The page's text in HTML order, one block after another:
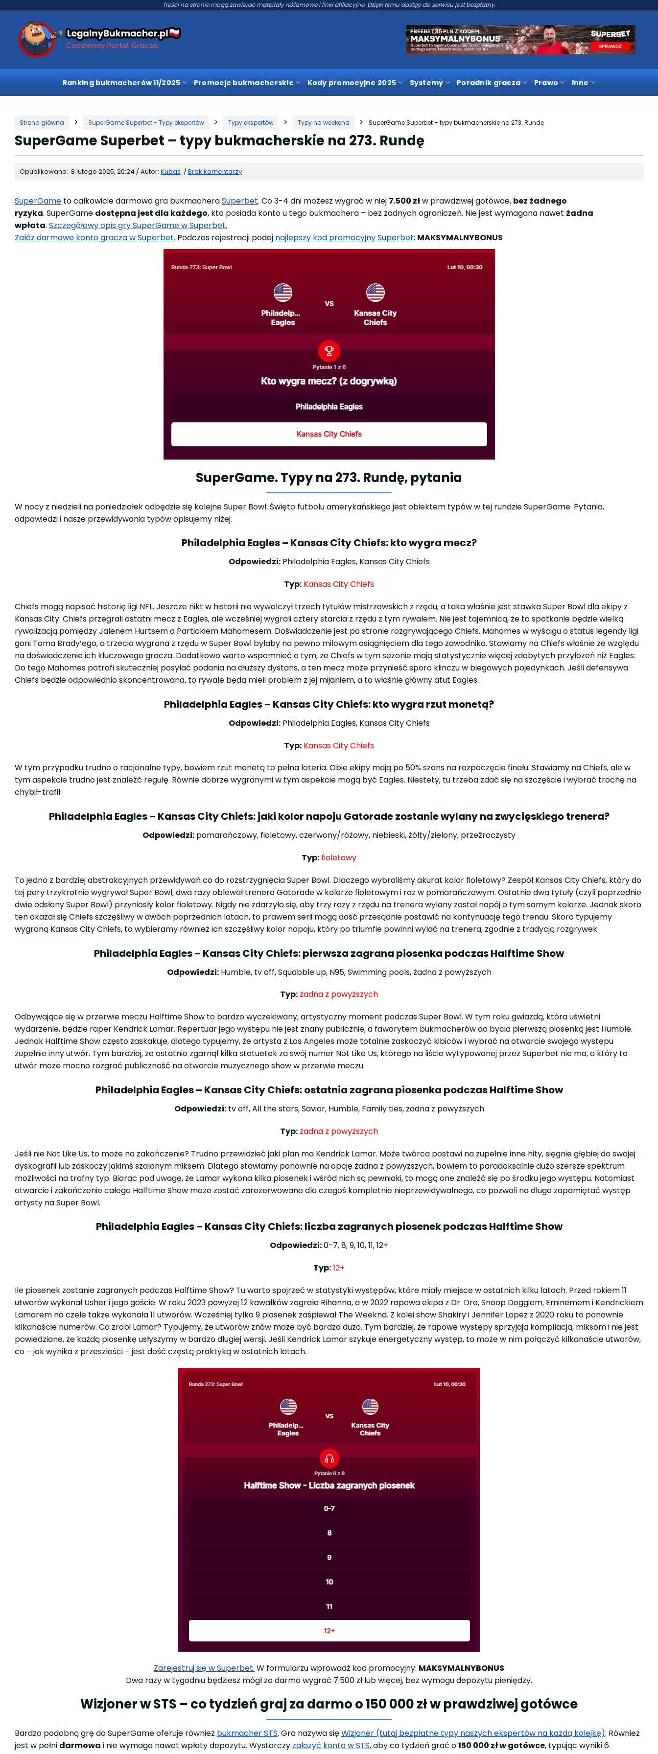
Treści na stronie mogą zawierać materiały reklamowe i linki afiliacyjne. Dzięki temu dostęp do serwisu jest bezpłatny.
Ranking bukmacherów 11/2025 Promocje bukmacherskie Kody promocyjne 2025 Systemy Poradnik gracza Prawo Inne
Strona główna SuperGame Superbet - Typy ekspertów Typy ekspertów Typy na weekend SuperGame Superbet – typy bukmacherskie na 273. Rundę
SuperGame Superbet – typy bukmacherskie na 273. Rundę
Opublikowano: 8 lutego 2025, 20:24 /Autor: Kubas /Brak komentarzy
SuperGame to całkowicie darmowa gra bukmacheraSuperbet. Co 3-4 dni możesz wygrać w niej 7.500 złw prawdziwej gotówce, bez żadnego
ryzyka. SuperGame dostępna jest dla każdego, kto posiada konto u tego bukmachera – bez żadnych ograniczeń. Nie jest wymagana nawet żadna
wpłata. Szczegółowy opis gry SuperGame w Superbet.
Załóż darmowe konto gracza w Superbet. Podczas rejestracji podaj najlepszy kod promocyjny Superbet: MAKSYMALNYBONUS
SuperGame. Typy na 273. Rundę, pytania
W nocy z niedzieli na poniedziałek odbędzie się kolejne Super Bowl. Święto futbolu amerykańskiego jest obiektem typów w tej rundzie SuperGame. Pytania,
odpowiedzi i nasze przewidywania typów opisujemy niżej.
Philadelphia Eagles – Kansas City Chiefs: kto wygra mecz?
Odpowiedzi:Philadelphia Eagles, Kansas City Chiefs
Typ: Kansas City Chiefs
Chiefs mogą napisać historię ligi NFL. Jeszcze nikt w historii nie wywalczył trzech tytułów mistrzowskich z rzędu, a taka właśnie jest stawka Super Bowl dla ekipy z
Kansas City. Chiefs przegrali ostatni mecz z Eagles, ale wcześniej wygrali cztery starcia z rzędu z tym rywalem. Nie jest tajemnicą, że to spotkanie będzie wielką
rywalizacją pomiędzy Jalenem Hurtsem a Partickiem Mahomesem. Doświadczenie jest po stronie rozgrywającego Chiefs. Mahomes w wyścigu o status legendy ligi
goni Toma Brady’ego, a trzecia wygrana z rzędu w Super Bowl byłaby na pewno milowym osiągnięciem dla tego zawodnika. Stawiamy na Chiefs właśnie ze względu
na doświadczenie ich kluczowego gracza. Dodatkowo warto wspomnieć o tym, że Chiefs w tym sezonie mają statystycznie więcej zdobytych przyłożeń niż Eagles.
Do tego Mahomes potrafi skuteczniej posyłać podania na dłuższy dystans, a ten mecz może przynieść sporo klinczu w biegowych pojedynkach. Jeśli defensywa
Chiefs będzie odpowiednio skoncentrowana, to rywale będą mieli problem z jej mijaniem, a to właśnie główny atut Eagles.
Philadelphia Eagles – Kansas City Chiefs: kto wygra rzut monetą?
Odpowiedzi:Philadelphia Eagles, Kansas City Chiefs
Typ: Kansas City Chiefs
W tym przypadku trudno o racjonalne typy, bowiem rzut monetą to pełna loteria. Obie ekipy mają po 50% szans na rozpoczęcie finału. Stawiamy na Chiefs, ale w
tym aspekcie trudno jest znaleźć regułę. Równie dobrze wygranymi w tym aspekcie mogą być Eagles. Niestety, tu trzeba zdać się na szczęście i wybrać trochę na
chybił-trafił.
Philadelphia Eagles – Kansas City Chiefs: jaki kolor napoju Gatorade zostanie wylany na zwycięskiego trenera?
Odpowiedzi: pomarańczowy, fioletowy, czerwony/różowy, niebieski, żółty/zielony, przeźroczysty
Typ: fioletowy
To jedno z bardziej abstrakcyjnych przewidywań co do rozstrzygnięcia Super Bowl. Dlaczego wybraliśmy akurat kolor fioletowy? Zespół Kansas City Chiefs, który do
tej pory trzykrotnie wygrywał Super Bowl, dwa razy oblewał trenera Gatorade w kolorze fioletowym i raz w pomarańczowym. Ostatnie dwa tytuły (czyli poprzednie
dwie odsłony Super Bowl) przyniosły kolor fioletowy. Nigdy nie zdarzyło się, aby trzy razy z rzędu na trenera wylany został napój o tym samym kolorze. Jednak skoro
ten okazał się Chiefs szczęśliwy w dwóch poprzednich latach, to prawem serii mogą dość przesądnie postawić na kontynuację tego trendu. Skoro typujemy
wygraną Kansas City Chiefs, to wybieramy również ich szczęśliwy kolor napoju, który po triumfie powinni wylać na trenera, zgodnie z tradycją rozgrywek.
Philadelphia Eagles – Kansas City Chiefs: pierwsza zagrana piosenka podczas Halftime Show
Odpowiedzi:Humble, tv off, Squabble up, N95, Swimming pools, żadna z powyższych
Typ: żadna z powyższych
Odbywające się w przerwie meczu Halftime Show to bardzo wyczekiwany, artystyczny moment podczas Super Bowl. W tym roku gwiazdą, która uświetni
wydarzenie, będzie raper Kendrick Lamar. Repertuar jego występu nie jest znany publicznie, a faworytem bukmacherów do bycia pierwszą piosenką jest Humble.
Jednak Halftime Show często zaskakuje, dlatego typujemy, że artysta z Los Angeles może totalnie zaskoczyć kibiców i wybrać na otwarcie swojego występu
zupełnie inny utwór. Tym bardziej, że ostatnio zgarnął kilka statuetek za swój numer Not Like Us, którego na liście wytypowanej przez Superbet nie ma, a który to
utwór może mocno rozgrać publiczność na otwarcie muzycznego show w przerwie meczu.
Philadelphia Eagles – Kansas City Chiefs: ostatnia zagrana piosenka podczas Halftime Show
Odpowiedzi:tv off, All the stars, Savior, Humble, Family ties, żadna z powyższych
Typ: żadna z powyższych
Jeśli nie Not Like Us, to może na zakończenie? Trudno przewidzieć jaki plan ma Kendrick Lamar. Może twórca postawi na zupełnie inne hity, sięgnie głębiej do swojej
dyskografii lub zaskoczy jakimś szalonym miksem. Dlatego stawiamy ponownie na opcję żadna z powyższych, bowiem to paradoksalnie dużo szersze spektrum
możliwości na trafny typ. Biorąc pod uwagę, że Lamar wykona kilka piosenek i wśród nich są pewniaki, to mogą one znaleźć się po środku jego występu. Natomiast
otwarcie i zakończenie całego Halftime Show może zostać zarezerwowane dla czegoś kompletnie nieprzewidywalnego, co pozwoli na długo zapamiętać występ
artysty na Super Bowl.
Philadelphia Eagles – Kansas City Chiefs: liczba zagranych piosenek podczas Halftime Show
Odpowiedzi:0-7, 8, 9, 10, 11, 12+
Typ:12+
Ile piosenek zostanie zagranych podczas Halftime Show? Tu warto spojrzeć w statystyki występów, które miały miejsce w ostatnich kilku latach. Przed rokiem 11
utworów wykonał Usher i jego goście. W roku 2023 powyżej 12 kawałków zagrała Rihanna, a w 2022 rapowa ekipa z Dr. Dre, Snoop Doggiem, Eminemem i Kendrickiem
Lamarem na czele także wykonała 11 utworów. Wcześniej tylko 9 piosenek zaśpiewał The Weeknd. Z kolei show Shakiry i Jennifer Lopez z 2020 roku to ponownie
kilkanaście numerów. Co zrobi Lamar? Typujemy, że utworów znów może być bardzo dużo. Tym bardziej, że rapowe występy sprzyjają kompilacją, miksom i nie jest
powiedziane, że każdą piosenkę usłyszymy w bardzo długiej wersji. Jeśli Kendrick Lamar szykuje energetyczny występ, to może w nim połączyć kilkanaście utworów,
co – jak wynika z przeszłości – jest dość częstą praktyką w ostatnich latach.
Zarejestruj się w Superbet. W formularzu wprowadź kod promocyjny: MAKSYMALNYBONUS
Dwa razy w tygodniu będziesz mógł za darmo wygrać 7.500 zł lub więcej, bez wymogu depozytu pieniędzy.
Wizjoner w STS – co tydzień graj za darmo o 150 000 zł w prawdziwej gotówce
Bardzo podobną grę do SuperGame oferuje również bukmacher STS. Gra nazywa sięWizjoner (tutaj bezpłatne typy naszych ekspertów na każdą kolejkę). Również
jest w pełni darmowa i nie wymaga nawet wpłaty depozytu. Wystarczy założyć konto w STS, aby co tydzień grać o150 000 zł w gotówce, typując wyniki 6